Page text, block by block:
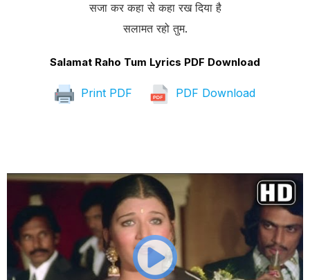
सजा कर कहा से कहा रख दिया है
सलामत रहो तुम.
Salamat Raho Tum Lyrics PDF Download
Print PDF PDF Download